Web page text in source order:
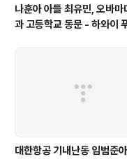
나훈아 아들 최유민, 오바마
과 고등학교 동문 - 하와이
대한항공 기내난동 임범준